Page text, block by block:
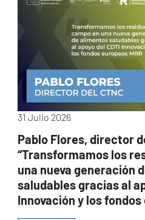
31 Julio 2026
Pablo Flores, director
“Transformamos los
una nueva generación
saludables gracias al
Innovación y los fondos